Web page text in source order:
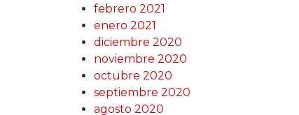
febrero 2021
enero 2021
diciembre 2020
noviembre 2020
octubre 2020
septiembre 2020
agosto 2020